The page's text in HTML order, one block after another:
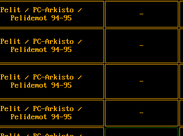
Pelit / PC-Arkisto /
Pelidemot 94-95
-
Pelit / PC-Arkisto /
Pelidemot 94-95
-
Pelit / PC-Arkisto /
Pelidemot 94-95
-
Pelit / PC-Arkisto /
Pelidemot 94-95
-